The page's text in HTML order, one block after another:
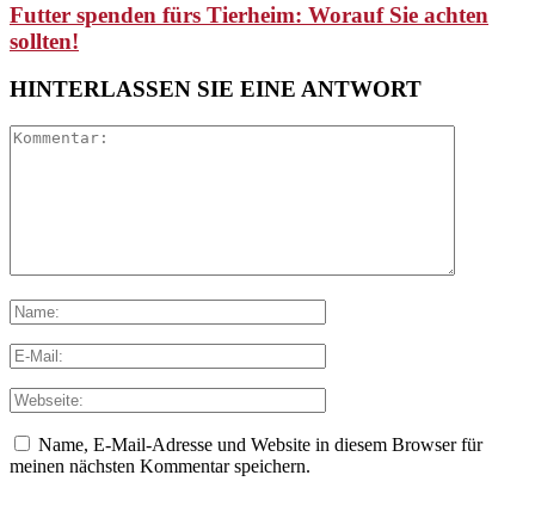
Futter spenden fürs Tierheim: Worauf Sie achten
sollten!
HINTERLASSEN SIE EINE ANTWORT
Name, E-Mail-Adresse und Website in diesem Browser für
meinen nächsten Kommentar speichern.